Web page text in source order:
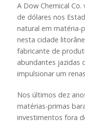
A Dow Chemical
de dólares nos
natural em matéria-
nesta cidade
fabricante de
abundantes jazidas
impulsionar um
Nos últimos dez
matérias-primas
investimentos fora